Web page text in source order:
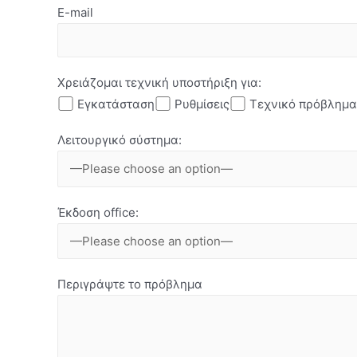
E-mail
Χρειάζομαι τεχνική υποστήριξη για:
Εγκατάσταση
Ρυθμίσεις Τεχνικό πρόβλημα
Λειτουργικό σύστημα:
Έκδοση οffice:
Περιγράψτε το πρόβλημα